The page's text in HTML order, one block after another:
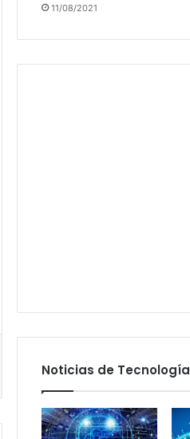
11/08/2021
Noticias de Tecnología